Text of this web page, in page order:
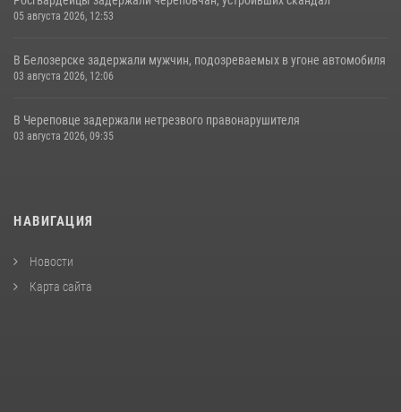
05 августа 2026, 12:53
В Белозерске задержали мужчин, подозреваемых в угоне автомобиля
03 августа 2026, 12:06
В Череповце задержали нетрезвого правонарушителя
03 августа 2026, 09:35
НАВИГАЦИЯ
Новости
Карта сайта